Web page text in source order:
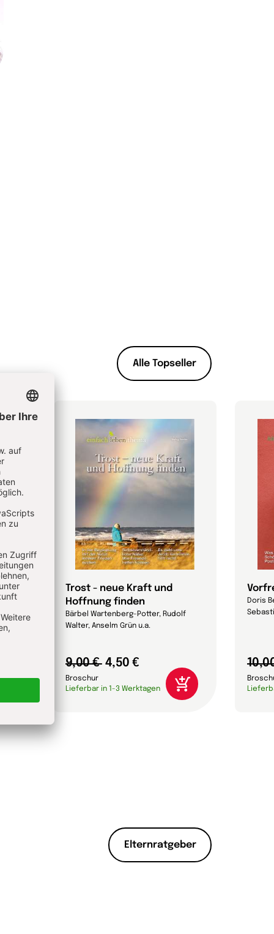
Alle Topseller
Trost - neue Kraft und
Hoffnung finden
Bärbel Wartenberg-Potter, Rudolf
Walter, Anselm Grün u.a.
9,00 € 4,50 €
Broschur
Lieferbar in 1-3 Werktagen
Doris
Elternratgeber